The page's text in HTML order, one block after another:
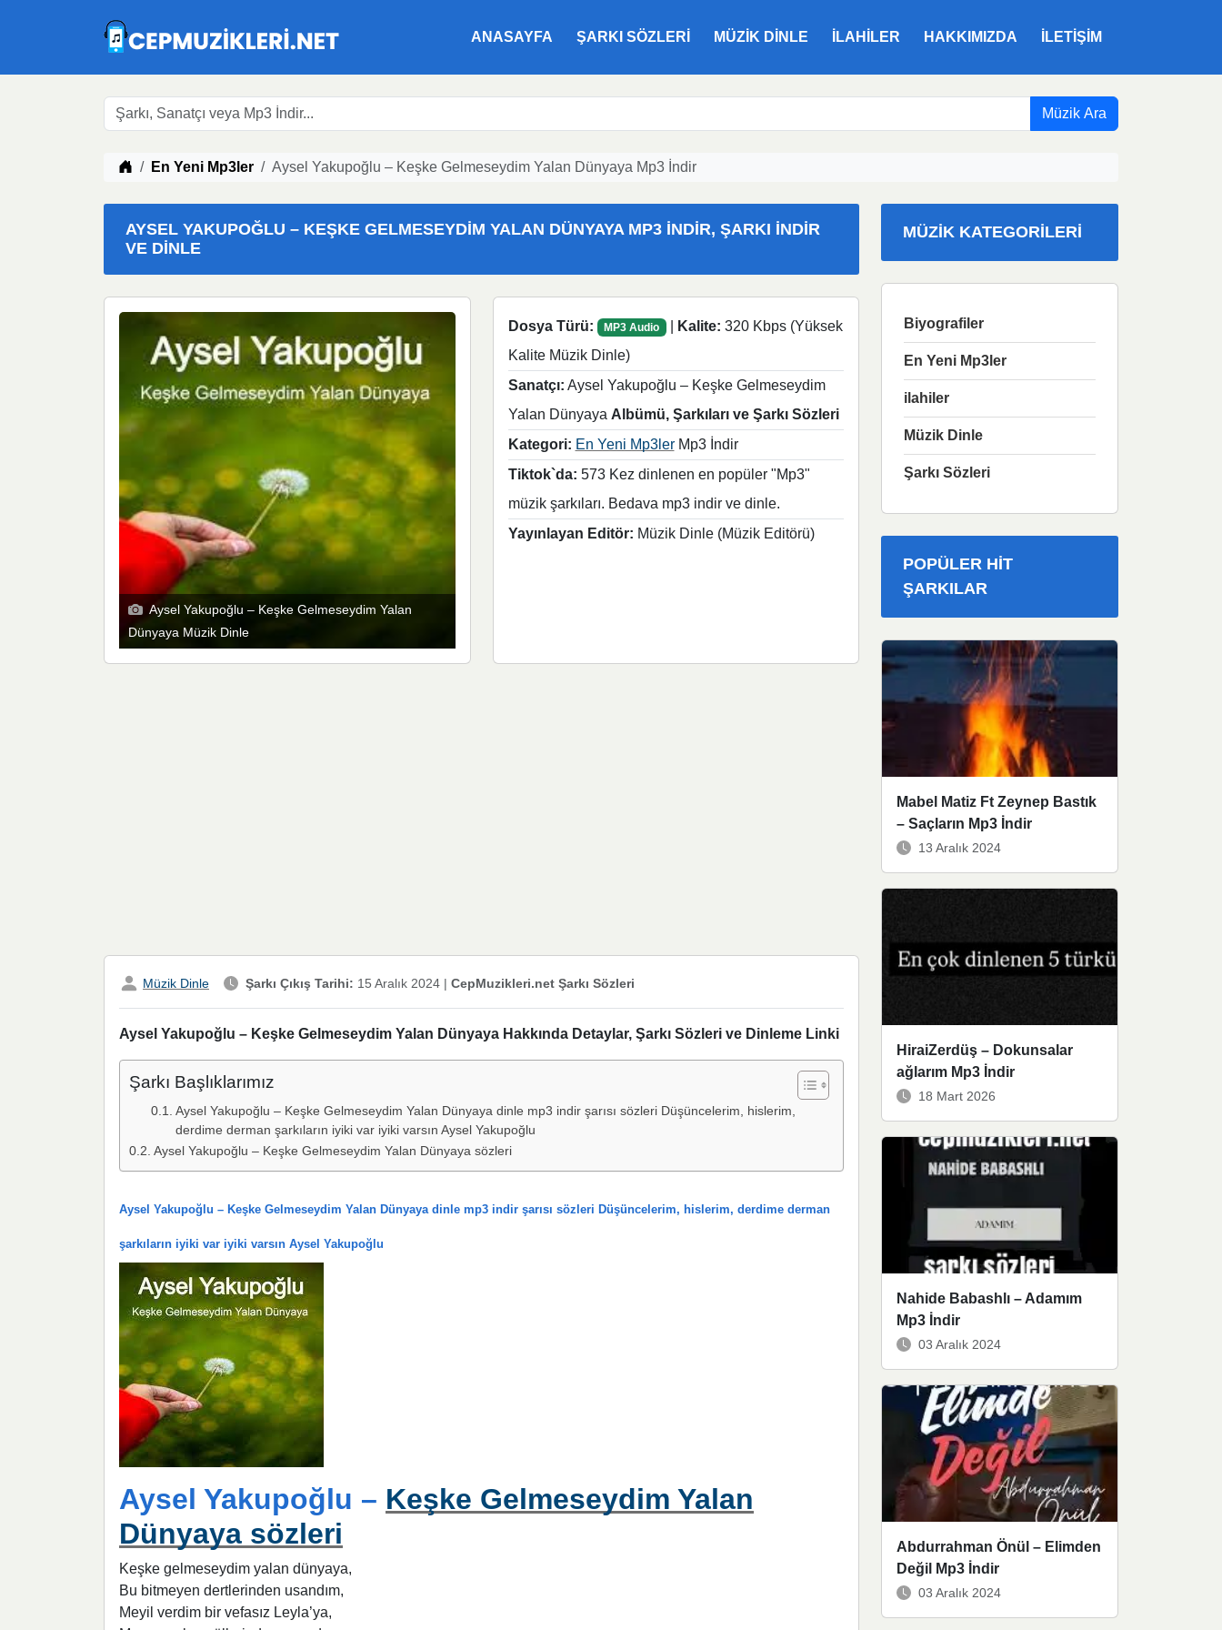
ANASAYFA ŞARKI SÖZLERI MÜZIK DINLE ILAHILER HAKKIMIZDA İLETIŞIM
Müzik Ara
Müzik indir
En Yeni Mp3ler Aysel Yakupoğlu – Keşke Gelmeseydim Yalan Dünyaya Mp3 İndir
AYSEL YAKUPOĞLU – KEŞKE GELMESEYDIM YALAN DÜNYAYA MP3 İNDIR, ŞARKI İNDIR
VE DINLE
Aysel Yakupoğlu – Keşke Gelmeseydim Yalan
Dünyaya Müzik Dinle
Dosya Türü: MP3 Audio Kalite: 320 Kbps (Yüksek
Kalite Müzik Dinle)
Sanatçı: Aysel Yakupoğlu – Keşke Gelmeseydim
Yalan Dünyaya Albümü, Şarkıları ve Şarkı Sözleri
Kategori: En Yeni Mp3lerMp3 İndir
Tiktok`da: 573 Kez dinlenen en popüler "Mp3"
müzik şarkıları. Bedava mp3 indir ve dinle.
Yayınlayan Editör: Müzik Dinle (Müzik Editörü)
Müzik Dinle Şarkı Çıkış Tarihi: 15 Aralık 2024 | CepMuzikleri.net Şarkı Sözleri
Aysel Yakupoğlu – Keşke Gelmeseydim Yalan Dünyaya Hakkında Detaylar, Şarkı Sözleri ve Dinleme Linki
Şarkı Başlıklarımız
Aysel Yakupoğlu – Keşke Gelmeseydim Yalan Dünyaya dinle mp3 indir şarısı sözleri Düşüncelerim, hislerim,
derdime derman şarkıların iyiki var iyiki varsın Aysel Yakupoğlu
Aysel Yakupoğlu – Keşke Gelmeseydim Yalan Dünyaya sözleri
Aysel Yakupoğlu – Keşke Gelmeseydim Yalan Dünyaya dinle mp3 indir şarısı sözleri Düşüncelerim, hislerim, derdime derman
şarkıların iyiki var iyiki varsın Aysel Yakupoğlu
Aysel Yakupoğlu – Keşke Gelmeseydim Yalan
Dünyaya sözleri
Keşke gelmeseydim yalan dünyaya,
Bu bitmeyen dertlerinden usandım,
Meyil verdim bir vefasız Leyla’ya,
MÜZIK KATEGORILERI
Biyografiler
En Yeni Mp3ler
ilahiler
Müzik Dinle
Şarkı Sözleri
POPÜLER HIT
ŞARKILAR
Mabel Matiz Ft Zeynep Bastık
– Saçların Mp3 İndir
13 Aralık 2024
HiraiZerdüş – Dokunsalar
ağlarım Mp3 İndir
18 Mart 2026
Nahide Babashlı – Adamım
Mp3 İndir
03 Aralık 2024
Abdurrahman Önül – Elimden
Değil Mp3 İndir
03 Aralık 2024